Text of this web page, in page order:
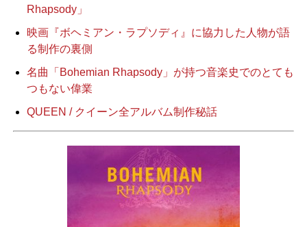
Rhapsody」
映画『ボヘミアン・ラプソディ』に協力した人物が語
る制作の裏側
名曲「Bohemian Rhapsody」が持つ音楽史でのとても
つもない偉業
QUEEN / クイーン全アルバム制作秘話